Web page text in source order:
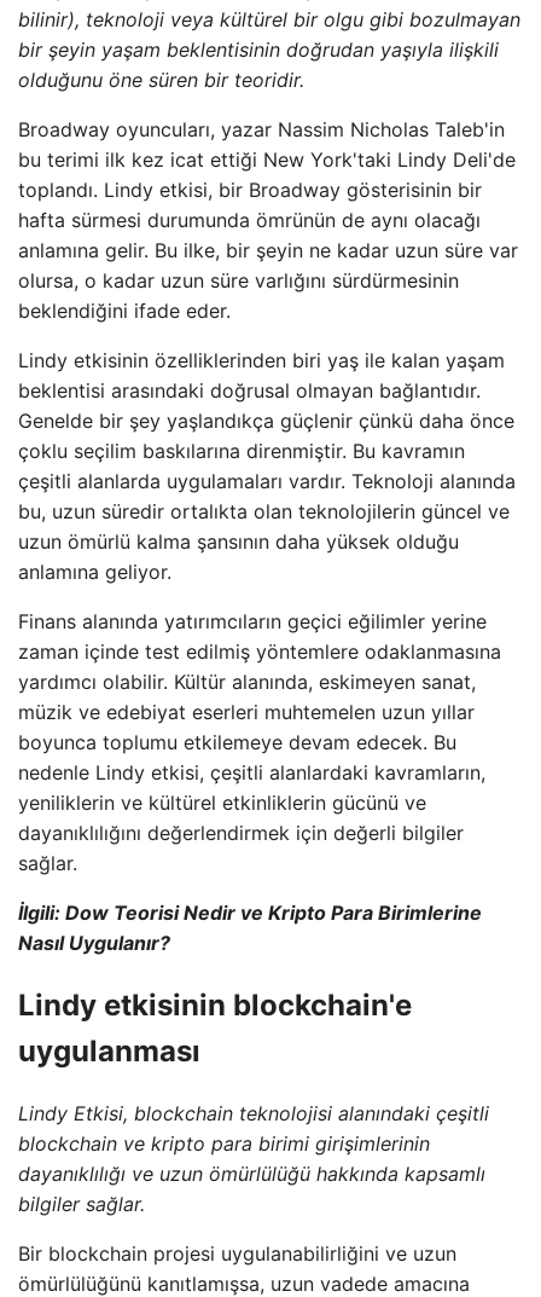
bilinir), teknoloji veya kültürel bir olgu gibi bozulmayan
bir şeyin yaşam beklentisinin doğrudan yaşıyla ilişkili
olduğunu öne süren bir teoridir.
Broadway oyuncuları, yazar Nassim Nicholas Taleb'in
bu terimi ilk kez icat ettiği New York'taki Lindy Deli'de
toplandı. Lindy etkisi, bir Broadway gösterisinin bir
hafta sürmesi durumunda ömrünün de aynı olacağı
anlamına gelir. Bu ilke, bir şeyin ne kadar uzun süre var
olursa, o kadar uzun süre varlığını sürdürmesinin
beklendiğini ifade eder.
Lindy etkisinin özelliklerinden biri yaş ile kalan yaşam
beklentisi arasındaki doğrusal olmayan bağlantıdır.
Genelde bir şey yaşlandıkça güçlenir çünkü daha önce
çoklu seçilim baskılarına direnmiştir. Bu kavramın
çeşitli alanlarda uygulamaları vardır. Teknoloji alanında
bu, uzun süredir ortalıkta olan teknolojilerin güncel ve
uzun ömürlü kalma şansının daha yüksek olduğu
anlamına geliyor.
Finans alanında yatırımcıların geçici eğilimler yerine
zaman içinde test edilmiş yöntemlere odaklanmasına
yardımcı olabilir. Kültür alanında, eskimeyen sanat,
müzik ve edebiyat eserleri muhtemelen uzun yıllar
boyunca toplumu etkilemeye devam edecek. Bu
nedenle Lindy etkisi, çeşitli alanlardaki kavramların,
yeniliklerin ve kültürel etkinliklerin gücünü ve
dayanıklılığını değerlendirmek için değerli bilgiler
sağlar.
İlgili: Dow Teorisi Nedir ve Kripto Para Birimlerine
Nasıl Uygulanır?
Lindy etkisinin blockchain'e
uygulanması
Lindy Etkisi, blockchain teknolojisi alanındaki çeşitli
blockchain ve kripto para birimi girişimlerinin
dayanıklılığı ve uzun ömürlülüğü hakkında kapsamlı
bilgiler sağlar.
Bir blockchain projesi uygulanabilirliğini ve uzun
ömürlülüğünü kanıtlamışsa, uzun vadede amacına